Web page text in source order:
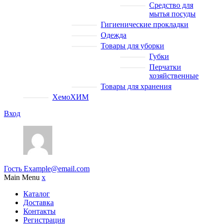
Средство для
мытья посуды
Гигиенические прокладки
Одежда
Товары для уборки
Губки
Перчатки
хозяйственные
Товары для хранения
ХемоХИМ
Вход
Гость Example@email.com
Main Menu x
Каталог
Доставка
Контакты
Регистрация